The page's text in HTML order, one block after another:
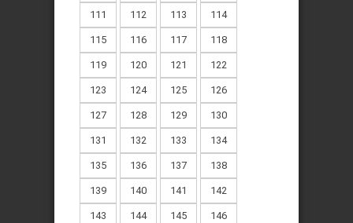
111 112 113 114
115 116 117 118
119 120 121 122
123 124 125 126
127 128 129 130
131 132 133 134
135 136 137 138
139 140 141 142
143 144 145 146